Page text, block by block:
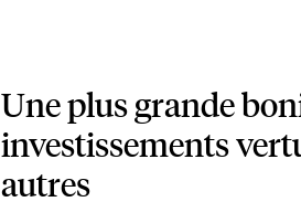
Une plus grande
investissements
autres